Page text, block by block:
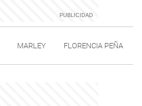
MARLEY FLORENCIA PEÑA